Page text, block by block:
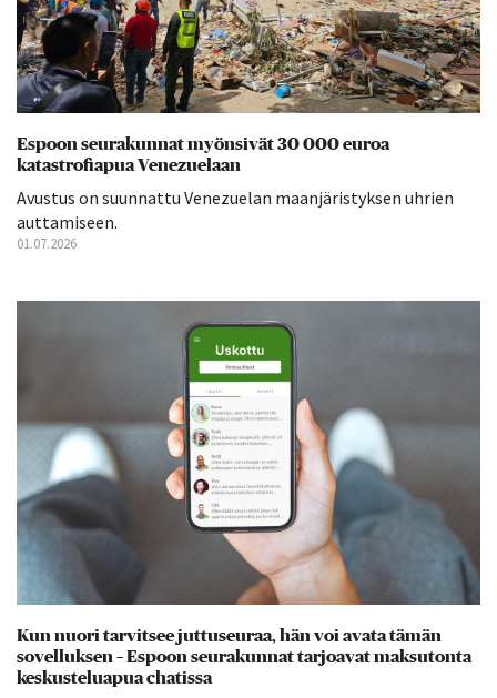
Espoon seurakunnat myönsivät 30 000 euroa
katastrofiapua Venezuelaan
Avustus on suunnattu Venezuelan maanjäristyksen uhrien
auttamiseen.
01.07.2026
Kun nuori tarvitsee juttuseuraa, hän voi avata tämän
sovelluksen – Espoon seurakunnat tarjoavat maksutonta
keskusteluapua chatissa